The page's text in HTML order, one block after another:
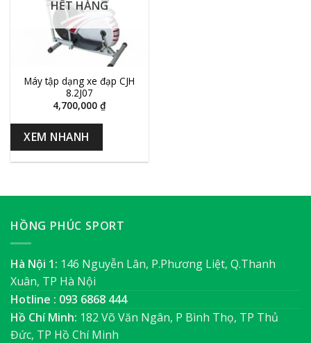
HẾT HÀNG
Máy tập dạng xe đạp CJH
8.2J07
4,700,000 ₫
XEM NHANH
HỒNG PHÚC SPORT
Hà Nội 1: 146 Nguyễn Lân, P.Phương Liệt, Q.Thanh
Xuân, TP Hà Nội
Hotline : 093 6868 444
Hồ Chí Minh: 182 Võ Văn Ngân, P Bình Thọ, TP Thủ
Đức, TP Hồ Chí Minh